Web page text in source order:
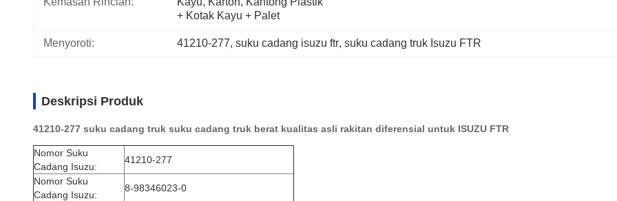
+ Kotak Kayu + Palet
Menyoroti: 41210-277, suku cadang isuzu ftr, suku cadang truk Isuzu FTR
Deskripsi Produk
41210-277 suku cadang truk suku cadang truk berat kualitas asli rakitan diferensial untuk ISUZU FTR
Nomor Suku
Cadang Isuzu:
41210-277
Nomor Suku
Cadang Isuzu:
8-98346023-0